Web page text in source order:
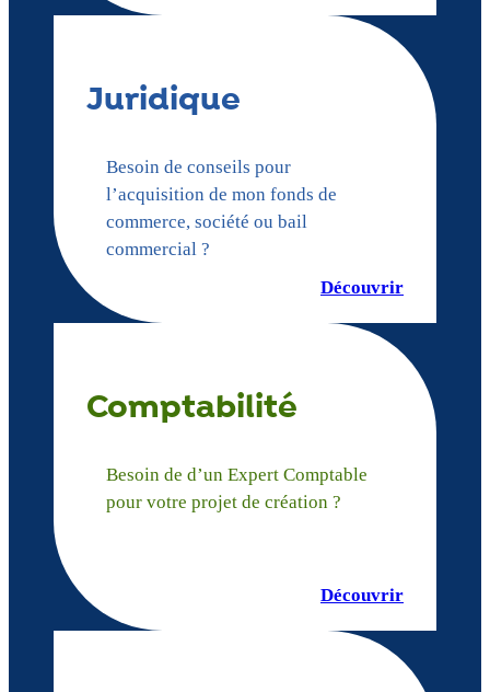
Juridique
Besoin de conseils pour
l’acquisition de mon fonds de
commerce, société ou bail
commercial ?
Découvrir
Comptabilité
Besoin de d’un Expert Comptable
pour votre projet de création ?
Découvrir